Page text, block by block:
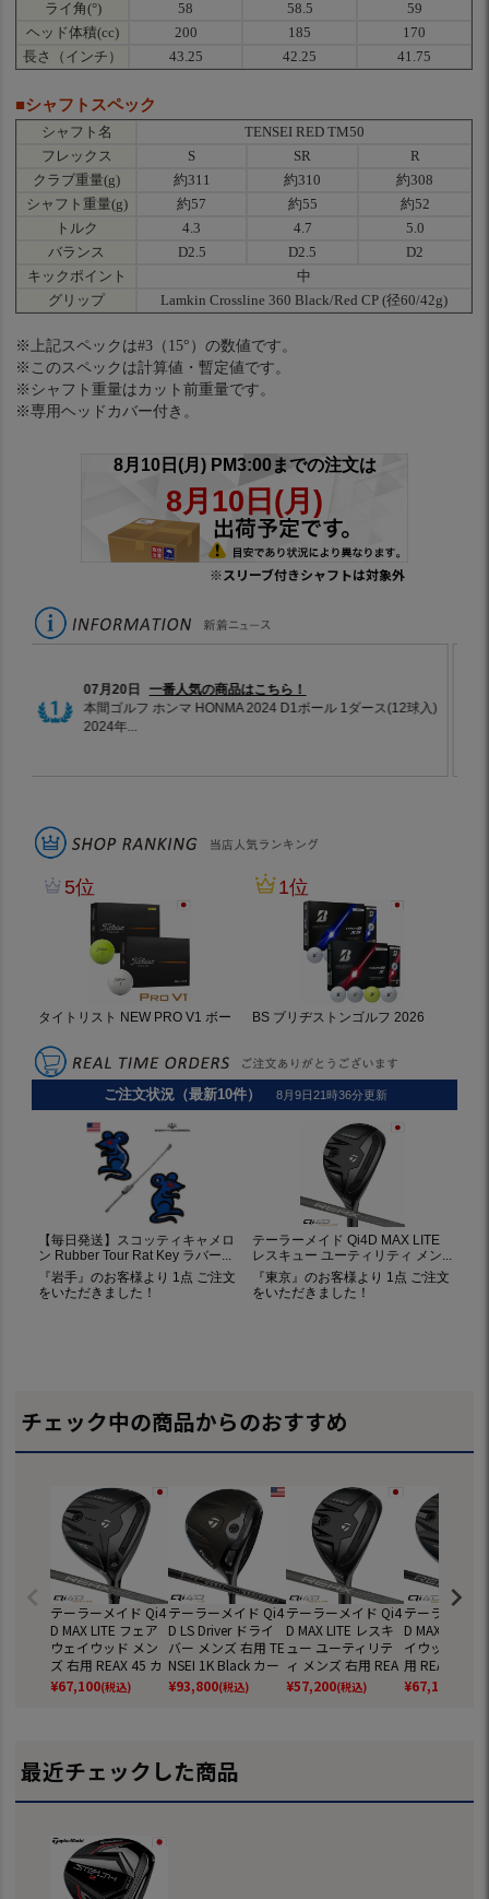
ライ角(°) 58 58.5
59
ヘッド体積(cc)
200 185
170
長さ（インチ）
43.25 42.25 41.75
■シャフトスペック
シャフト名
TENSEI RED TM50
フレックス
S SR
R
クラブ重量(g)
約311 約310
約308
シャフト重量(g)
約57 約55
約52
トルク
4.3 4.7
5.0
バランス
D2.5 D2.5
D2
キックポイント
中
グリップ
Lamkin Crossline 360 Black/Red CP (径60/42g)
※上記スペックは#3（15°）の数値です。
※このスペックは計算値・暫定値です。
※シャフト重量はカット前重量です。
※専用ヘッドカバー付き。
※スリーブ付きシャフトは対象外
チェック中の商品からのおすすめ
テーラーメイド Qi4
D MAX LITE フェア
ウェイウッド メン
ズ 右用 REAX 45 カ
ーボン 2026年モデ
ル 日本正規品 Tayl
¥67,100(税込)
テーラーメイド Qi4
D LS Driver ドライ
バー メンズ 右用 TE
NSEI 1K Black カー
ボン USA直輸入品 2
026年モデル 並行
¥93,800(税込)
テーラーメイド Qi4
D MAX LITE レスキ
ュー ユーティリテ
ィ メンズ 右用 REA
X 45 カーボン 2026
年モデル 日本正規
¥57,200(税込)
テーラーメイ
D MAX フェア
イウッド メン
用 REAX 55
ン 2026年モ
本正規品
¥67,100
最近チェックした商品